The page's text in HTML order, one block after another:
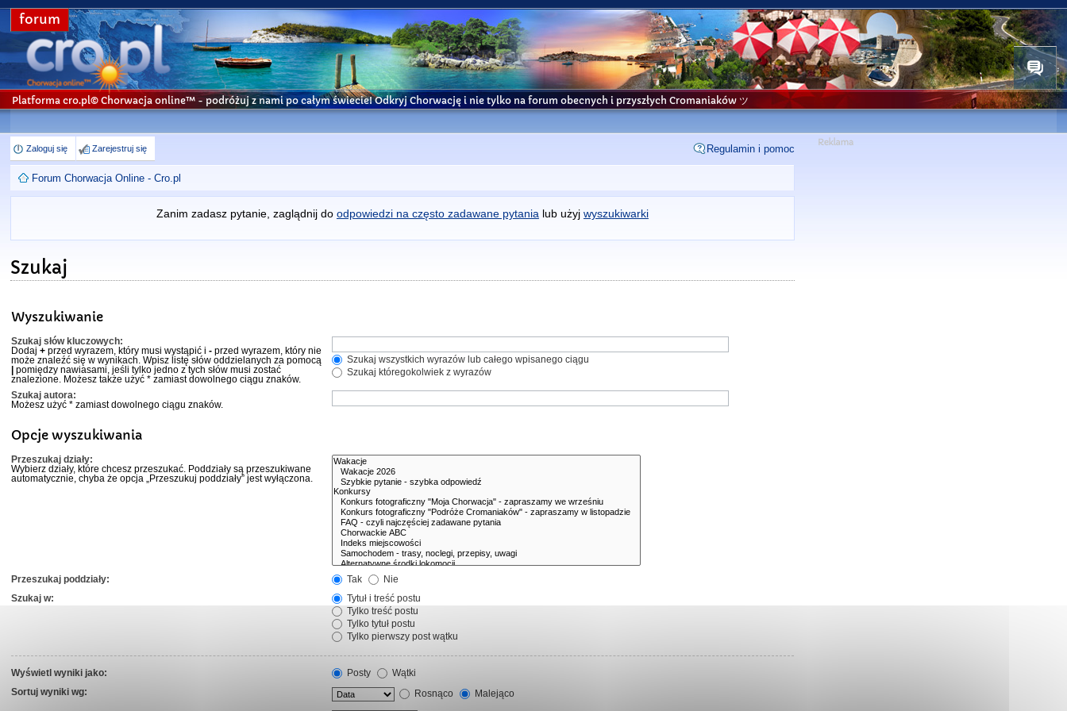
forum
Platforma cro.pl© Chorwacja online™ - podróżuj z nami po całym świecie! Odkryj Chorwację i nie tylko na forum obecnych i przyszłych Cromaniaków ツ
Zaloguj się Zarejestruj się Regulamin i pomoc
Forum Chorwacja Online - Cro.pl
Zanim zadasz pytanie, zaglądnij do odpowiedzi na często zadawane pytania lub użyj wyszukiwarki
Szukaj
Wyszukiwanie
Szukaj słów kluczowych:
Dodaj+ przed wyrazem, który musi wystąpić i- przed wyrazem, który nie
może znaleźć się w wynikach. Wpisz listę słów oddzielanych za pomocą
| pomiędzy nawiasami, jeśli tylko jedno z tych słów musi zostać
znalezione. Możesz także użyć * zamiast dowolnego ciągu znaków.
Szukaj wszystkich wyrazów lub całego wpisanego ciągu
Szukaj któregokolwiek z wyrazów
Szukaj autora:
Możesz użyć * zamiast dowolnego ciągu znaków.
Opcje wyszukiwania
Przeszukaj działy:
Wybierz działy, które chcesz przeszukać. Poddziały są przeszukiwane
automatycznie, chyba że opcja „Przeszukuj poddziały” jest wyłączona.
Przeszukaj poddziały: Tak
Nie
Szukaj w:
Tytuł i treść postu
Tylko treść postu
Tylko tytuł postu
Tylko pierwszy post wątku
Wyświetl wyniki jako: Posty
Wątki
Sortuj wyniki wg:
Rosnąco
Malejąco